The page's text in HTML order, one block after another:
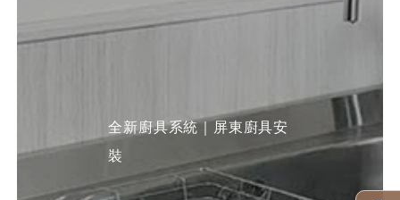
全新廚具系統｜屏東廚具安
裝